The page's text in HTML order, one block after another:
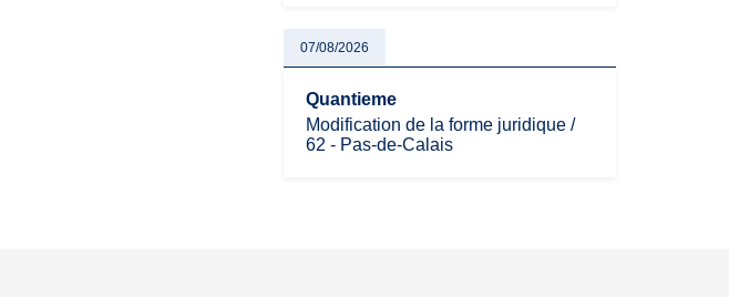
07/08/2026
Quantieme
Modification de la forme juridique /
62 - Pas-de-Calais